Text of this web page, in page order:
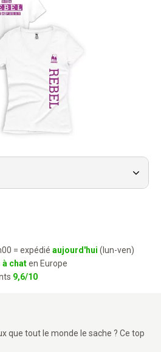
que tout le monde le sache ? Ce top
= expédié aujourd'hui (lun-ven)
à chaten Europe
9,6/10